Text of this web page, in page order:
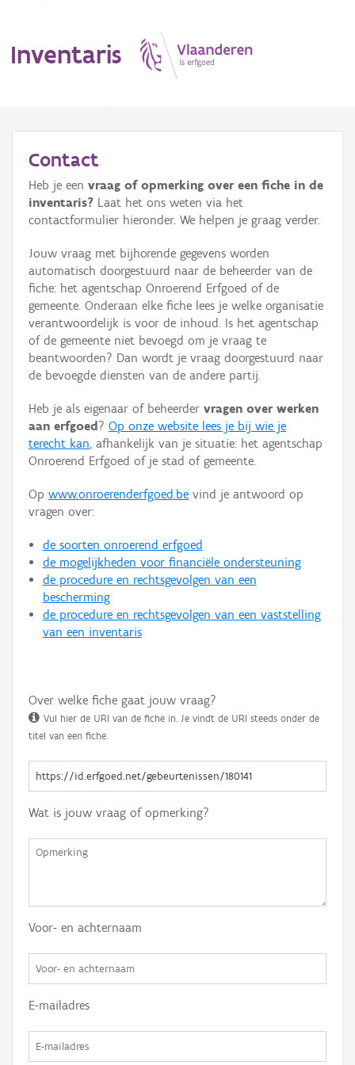
Inventaris
Erfgoedobject
Aanduidingsobject
Waarneming
Thema
Gebeurtenis
Persoon of collectief
Hergebruik
Aanmelden
Contact
Heb je een vraag of opmerking over een fiche in de
inventaris? Laat het ons weten via het
contactformulier hieronder. We helpen je graag verder.
Jouw vraag met bijhorende gegevens worden
automatisch doorgestuurd naar de beheerder van de
fiche: het agentschap Onroerend Erfgoed of de
gemeente. Onderaan elke fiche lees je welke organisatie
verantwoordelijk is voor de inhoud. Is het agentschap
of de gemeente niet bevoegd om je vraag te
beantwoorden? Dan wordt je vraag doorgestuurd naar
de bevoegde diensten van de andere partij.
Heb je als eigenaar of beheerder vragen over werken
aan erfgoed ? Op onze website lees je bij wie je
terecht kan, afhankelijk van je situatie: het agentschap
Onroerend Erfgoed of je stad of gemeente.
Op www.onroerenderfgoed.be vind je antwoord op
vragen over:
de soorten onroerend erfgoed
de mogelijkheden voor financiële ondersteuning
de procedure en rechtsgevolgen van een
bescherming
de procedure en rechtsgevolgen van een vaststelling
van een inventaris
Over welke fiche gaat jouw vraag?
Vul hier de URI van de fiche in. Je vindt de URI steeds onder de
titel van een fiche.
Wat is jouw vraag of opmerking?
Voor- en achternaam
E-mailadres